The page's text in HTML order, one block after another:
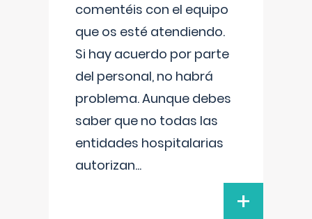
comentéis con el equipo
que os esté atendiendo.
Si hay acuerdo por parte
del personal, no habrá
problema. Aunque debes
saber que no todas las
entidades hospitalarias
autorizan...
+